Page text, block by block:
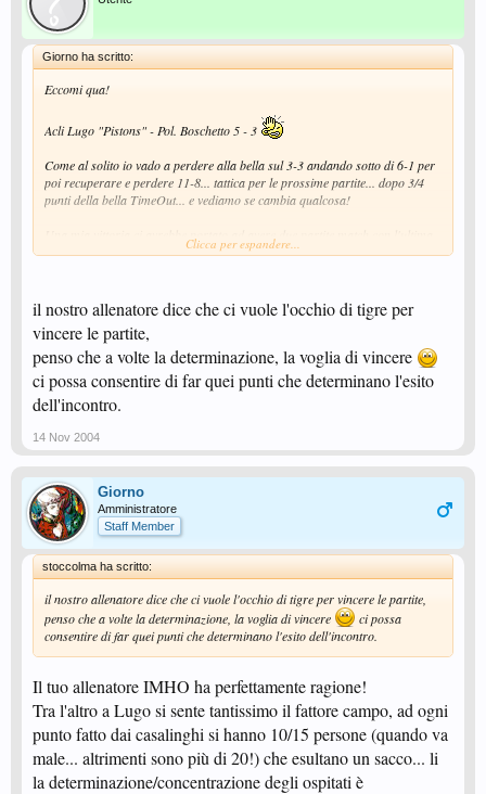
Giorno ha scritto:
Eccomi qua!
Acli Lugo "Pistons" - Pol. Boschetto 5 - 3
Come al solito io vado a perdere alla bella sul 3-3 andando sotto di 6-1 per
poi recuperare e perdere 11-8... tattica per le prossime partite... dopo 3/4
punti della bella TimeOut... e vediamo se cambia qualcosa!
vinta quasi al 100% dal nostro superdifensore
perso con disonore e ci siamo sempre giocati la vittoria! tra l'altro siamo
quelli che in campionato abbiamo fatto più punti in partita... qualcosa vorrà
pur dire!
...forse che non siamo abbastanza cattivi per chiudere la partite importanti!
Clicca per espandere...
il nostro allenatore dice che ci vuole l'occhio di tigre per
vincere le partite,
penso che a volte la determinazione, la voglia di vincere
ci possa consentire di far quei punti che determinano l'esito
dell'incontro.
14 Nov 2004
Giorno
Amministratore
Staff Member
stoccolma ha scritto:
il nostro allenatore dice che ci vuole l'occhio di tigre per vincere le partite,
penso che a volte la determinazione, la voglia di vincere
ci possa
consentire di far quei punti che determinano l'esito dell'incontro.
Il tuo allenatore IMHO ha perfettamente ragione!
Tra l'altro a Lugo si sente tantissimo il fattore campo, ad ogni
punto fatto dai casalinghi si hanno 10/15 persone (quando va
male... altrimenti sono più di 20!) che esultano un sacco... li
la determinazione/concentrazione degli ospitati è